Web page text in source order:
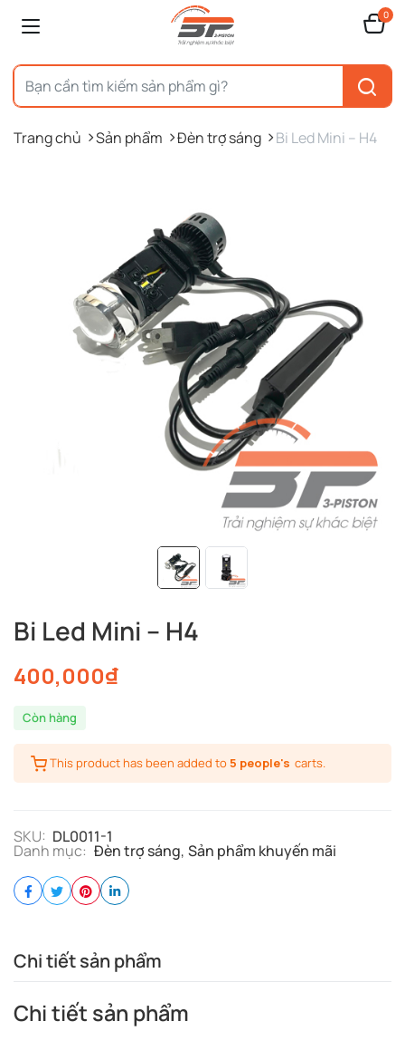
0
Trang chủ Sản phẩm Đèn trợ sáng Bi Led Mini – H4
Bi Led Mini – H4
400,000₫
Còn hàng
This product has been added to5 people's carts.
SKU: DL0011-1
Danh mục: Đèn trợ sáng, Sản phẩm khuyến mãi
Chi tiết sản phẩm
Chi tiết sản phẩm